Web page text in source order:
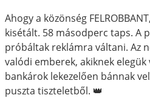
Ahogy a közönség
kisétált. 58 másodperc taps. A
próbáltak reklámra váltani. Az
valódi emberek, akiknek
bankárok lekezelően bánnak
puszta tiszteletből. 👑